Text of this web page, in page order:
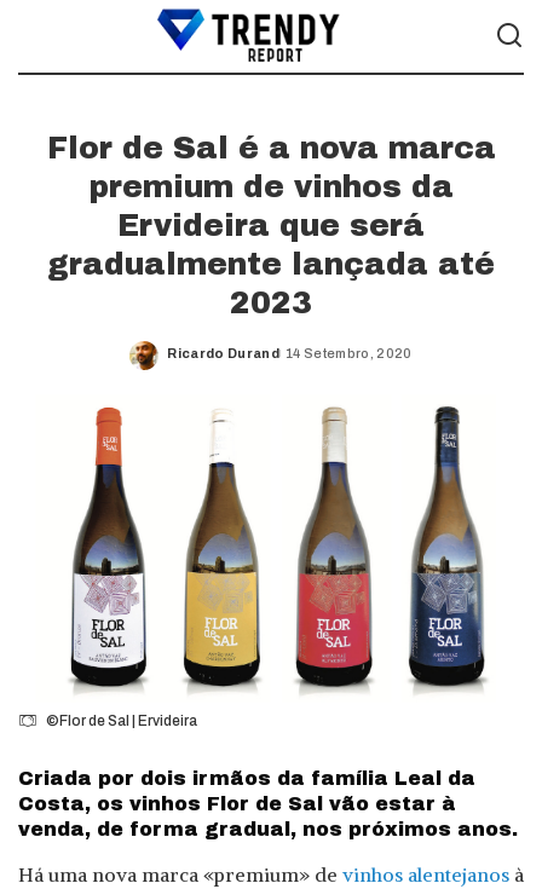
Flor de Sal é a nova marca
premium de vinhos da
Ervideira que será
gradualmente lançada até
2023
Posted
Ricardo Durand 14 Setembro, 2020
©Flor de Sal | Ervideira
Criada por dois irmãos da família Leal da
Costa, os vinhos Flor de Sal vão estar à
venda, de forma gradual, nos próximos anos.
Há uma nova marca «premium» de vinhos alentejanos à